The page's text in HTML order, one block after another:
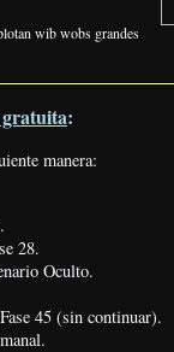
wib wobs grandes
:
manera:
28.
Oculto.
45 (sin continuar).